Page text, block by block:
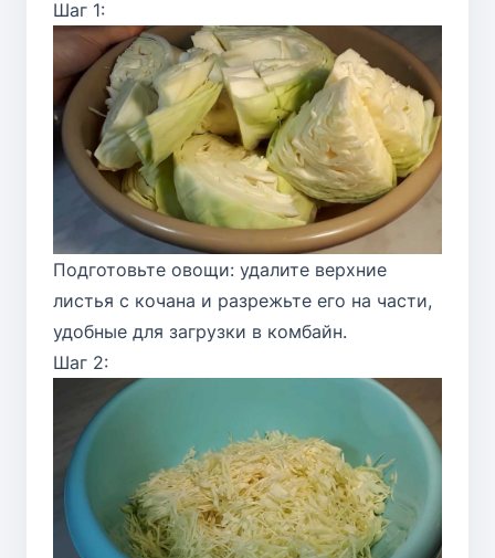
Шаг 1:
Подготовьте овощи: удалите верхние
листья с кочана и разрежьте его на части,
удобные для загрузки в комбайн.
Шаг 2: